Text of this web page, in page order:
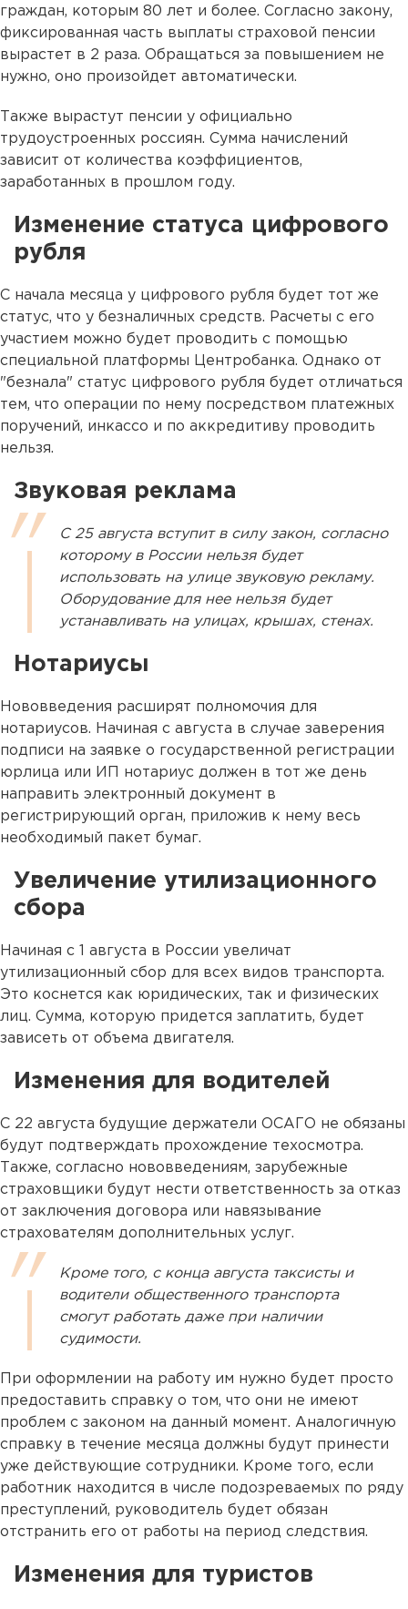
граждан, которым 80 лет и более. Согласно закону,
фиксированная часть выплаты страховой пенсии
вырастет в 2 раза. Обращаться за повышением не
нужно, оно произойдет автоматически.
Также вырастут пенсии у официально
трудоустроенных россиян. Сумма начислений
зависит от количества коэффициентов,
заработанных в прошлом году.
Изменение статуса цифрового
рубля
С начала месяца у цифрового рубля будет тот же
статус, что у безналичных средств. Расчеты с его
участием можно будет проводить с помощью
специальной платформы Центробанка. Однако от
"безнала" статус цифрового рубля будет отличаться
тем, что операции по нему посредством платежных
поручений, инкассо и по аккредитиву проводить
нельзя.
Звуковая реклама
С 25 августа вступит в силу закон, согласно
которому в России нельзя будет
использовать на улице звуковую рекламу.
Оборудование для нее нельзя будет
устанавливать на улицах, крышах, стенах.
Нотариусы
Нововведения расширят полномочия для
нотариусов. Начиная с августа в случае заверения
подписи на заявке о государственной регистрации
юрлица или ИП нотариус должен в тот же день
направить электронный документ в
регистрирующий орган, приложив к нему весь
необходимый пакет бумаг.
Увеличение утилизационного
сбора
Начиная с 1 августа в России увеличат
утилизационный сбор для всех видов транспорта.
Это коснется как юридических, так и физических
лиц. Сумма, которую придется заплатить, будет
зависеть от объема двигателя.
Изменения для водителей
С 22 августа будущие держатели ОСАГО не обязаны
будут подтверждать прохождение техосмотра.
Также, согласно нововведениям, зарубежные
страховщики будут нести ответственность за отказ
от заключения договора или навязывание
страхователям дополнительных услуг.
Кроме того, с конца августа таксисты и
водители общественного транспорта
смогут работать даже при наличии
судимости.
При оформлении на работу им нужно будет просто
предоставить справку о том, что они не имеют
проблем с законом на данный момент. Аналогичную
справку в течение месяца должны будут принести
уже действующие сотрудники. Кроме того, если
работник находится в числе подозреваемых по ряду
преступлений, руководитель будет обязан
отстранить его от работы на период следствия.
Изменения для туристов